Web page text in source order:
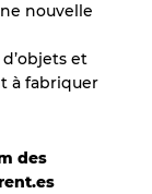
nouvelle
et
à fabriquer
des